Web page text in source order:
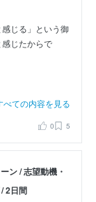
感じる」という御
じたからで
べての内容を見る
0 5
ン / 志望動機・
2日間